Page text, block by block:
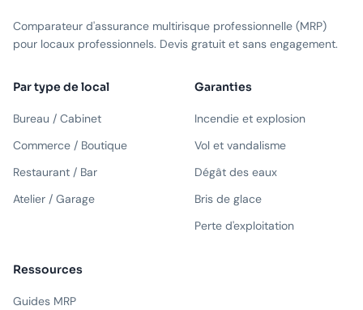
Comparateur d'assurance multirisque professionnelle (MRP)
pour locaux professionnels. Devis gratuit et sans engagement.
Par type de local
Bureau / Cabinet
Commerce / Boutique
Restaurant / Bar
Atelier / Garage
Garanties
Incendie et explosion
Vol et vandalisme
Dégât des eaux
Bris de glace
Perte d'exploitation
Ressources
Guides MRP